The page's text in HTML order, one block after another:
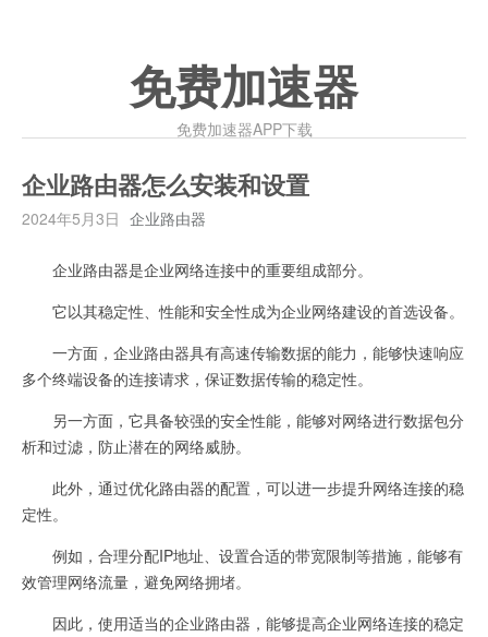
免费加速器
免费加速器APP下载
企业路由器怎么安装和设置
2024年5月3日 企业路由器
企业路由器是企业网络连接中的重要组成部分。
它以其稳定性、性能和安全性成为企业网络建设的首选设备。
一方面，企业路由器具有高速传输数据的能力，能够快速响应
多个终端设备的连接请求，保证数据传输的稳定性。
另一方面，它具备较强的安全性能，能够对网络进行数据包分
析和过滤，防止潜在的网络威胁。
此外，通过优化路由器的配置，可以进一步提升网络连接的稳
定性。
例如，合理分配IP地址、设置合适的带宽限制等措施，能够有
效管理网络流量，避免网络拥堵。
因此，使用适当的企业路由器，能够提高企业网络连接的稳定